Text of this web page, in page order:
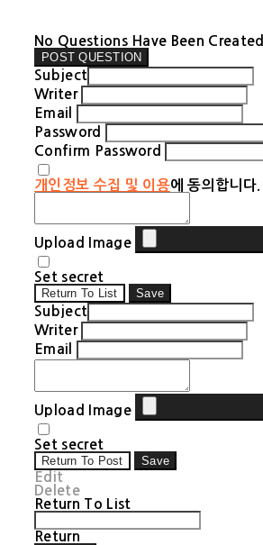
No Questions Have Been Created.
POST QUESTION
Subject
Writer
Email
Password
Confirm Password
개인정보 수집 및 이용에 동의합니다.
Upload Image
Set secret
Return To List
Save
Subject
Writer
Email
Upload Image
Set secret
Return To Post
Save
Edit
Delete
Return To List
Return